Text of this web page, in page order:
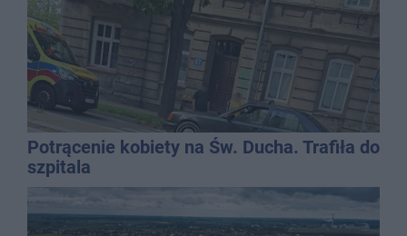
Potrącenie kobiety na Św. Ducha. Trafiła do
szpitala